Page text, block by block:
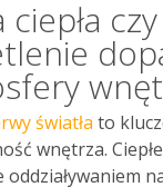
ciepła
światła to
wnętrza.